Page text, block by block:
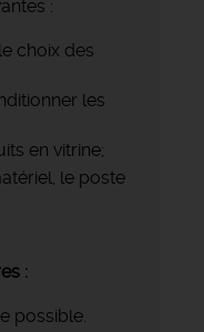
:
choix des
les
en vitrine;
le poste
:
possible.